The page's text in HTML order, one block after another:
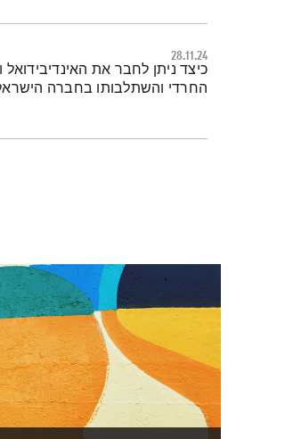
28.11.24
תמצית הפודקאסט
כיצד ניתן לחבר את
החרדי והשתלבותו בחברה